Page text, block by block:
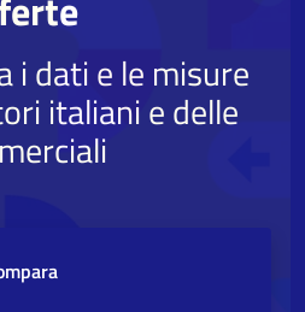
i dati e le misure
italiani e delle